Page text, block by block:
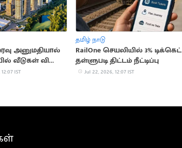
அனுமதியால்
வீடுகள் விலை
IST
தமிழ் நாடு
RailOne செயலியில் 3% டிக்கெட்
தள்ளுபடி திட்டம் நீட்டிப்பு
Jul 22, 2026, 12:07 IST